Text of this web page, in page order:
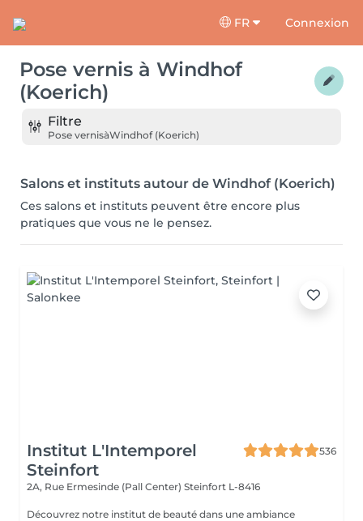
FR Connexion
Pose vernis à Windhof
(Koerich)
Filtre
Pose vernisàWindhof (Koerich)
Salons et instituts autour de Windhof (Koerich)
Ces salons et instituts peuvent être encore plus
pratiques que vous ne le pensez.
Institut L'Intemporel
Steinfort
536
2A, Rue Ermesinde (Pall Center) Steinfort L-8416
Découvrez notre institut de beauté dans une ambiance